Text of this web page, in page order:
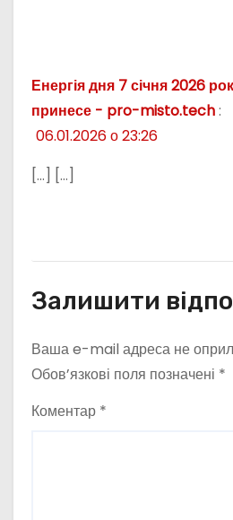
Енергія дня 7 січня 2026
принесе - pro-misto.tech:
06.01.2026 о 23:26
[…] […]
Залишити
Ваша e-mail адреса не
Обов’язкові поля позначені *
Коментар *